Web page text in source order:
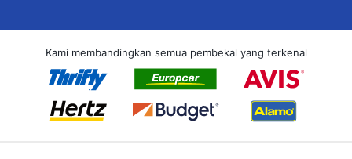
Kami membandingkan semua pembekal yang terkenal